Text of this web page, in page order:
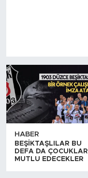
HABER
BEŞİKTAŞLILAR BU
DEFA DA ÇOCUKLARI
MUTLU EDECEKLER